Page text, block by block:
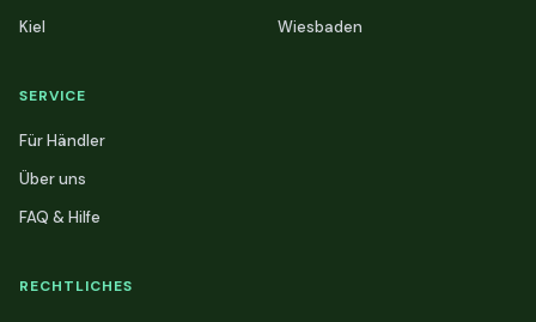
Kiel
Wiesbaden
SERVICE
Für Händler
Über uns
FAQ & Hilfe
RECHTLICHES